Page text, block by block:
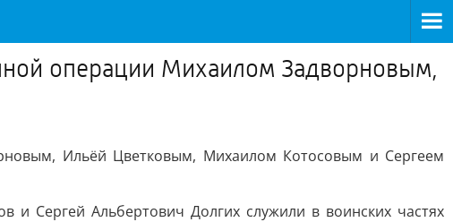
операции Михаилом Задворновым,
Ильёй Цветковым, Михаилом Котосовым и Сергеем
Сергей Альбертович Долгих служили в воинских частях